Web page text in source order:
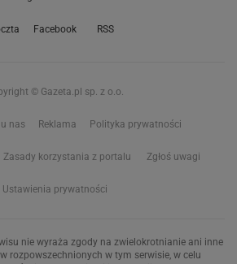
Facebook RSS
© Gazeta.pl sp. z o.o.
nas Reklama Polityka prywatności
Zasady korzystania z portalu Zgłoś uwagi
Ustawienia prywatności
nie wyraża zgody na zwielokrotnianie ani inne
rozpowszechnionych w tym serwisie, w celu